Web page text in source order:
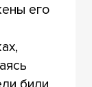
его